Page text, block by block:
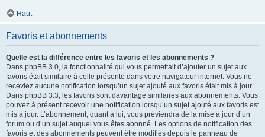
Haut
Favoris et abonnements
Quelle est la différence entre les favoris et les abonnements ?
Dans phpBB 3.0, la fonctionnalité qui vous permettait d’ajouter un sujet aux
favoris était similaire à celle présente dans votre navigateur internet. Vous ne
receviez aucune notification lorsqu’un sujet ajouté aux favoris était mis à jour.
Dans phpBB 3.3, les favoris sont davantage similaires aux abonnements. Vous
pouvez à présent recevoir une notification lorsqu’un sujet ajouté aux favoris est
mis à jour. L’abonnement, quant à lui, vous préviendra de la mise à jour d’un
forum ou d’un sujet auquel vous êtes abonné. Les options de notification des
favoris et des abonnements peuvent être modifiés depuis le panneau de